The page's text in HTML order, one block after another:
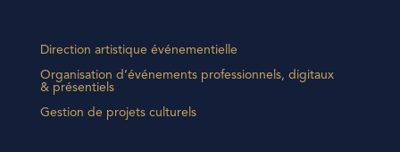
Direction artistique événementielle
Organisation d’événements professionnels, digitaux
& présentiels
Gestion de projets culturels